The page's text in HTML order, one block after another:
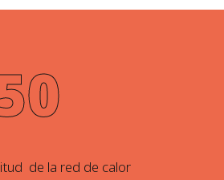
de la red de calor